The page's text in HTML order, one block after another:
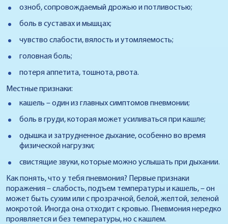
озноб, сопровождаемый дрожью и потливостью;
боль в суставах и мышцах;
чувство слабости, вялость и утомляемость;
головная боль;
потеря аппетита, тошнота, рвота.
Местные признаки:
кашель – один из главных симптомов пневмонии;
боль в груди, которая может усиливаться при кашле;
одышка и затрудненное дыхание, особенно во время
физической нагрузки;
свистящие звуки, которые можно услышать при дыхании.
Как понять, что у тебя пневмония? Первые признаки
поражения – слабость, подъем температуры и кашель, – он
может быть сухим или с прозрачной, белой, желтой, зеленой
мокротой. Иногда она отходит с кровью. Пневмония нередко
проявляется и без температуры, но с кашлем.